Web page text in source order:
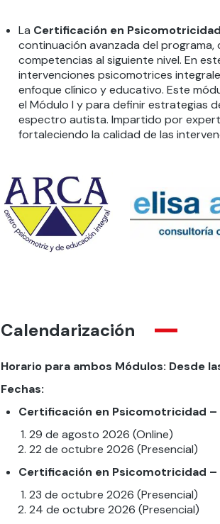
La Certificación en
continuación avanzada del
competencias al siguiente nivel. En
intervenciones psicomotrices
enfoque clínico y educativo. Este
el Módulo I y para definir estrategias
espectro autista. Impartido por
fortaleciendo la calidad de las
Calendarización
Horario para ambos Módulos: Desde
Fechas:
Certificación en Psicomotricidad –
29 de agosto 2026 (Online)
22 de octubre 2026 (Presencial)
Certificación en Psicomotricidad –
23 de octubre 2026 (Presencial)
24 de octubre 2026 (Presencial)